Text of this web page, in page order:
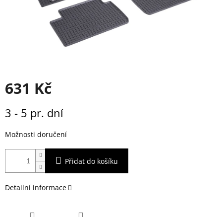
631 Kč
cena:
3 - 5 pr. dní
Možnosti doručení
Přidat do košíku
Detailní informace